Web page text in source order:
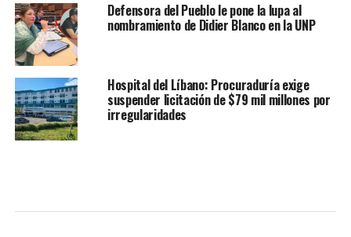
Defensora del Pueblo le pone la lupa al
nombramiento de Didier Blanco en la UNP
Hospital del Líbano: Procuraduría exige
suspender licitación de $79 mil millones por
irregularidades